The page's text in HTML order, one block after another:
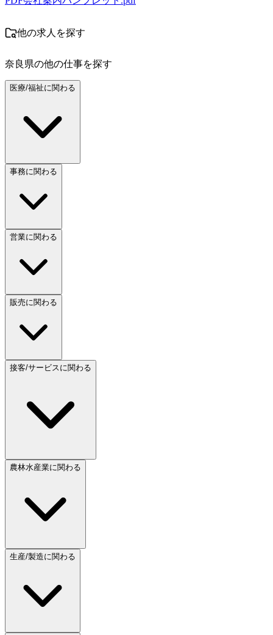
他の求人を探す
奈良県の他の仕事を探す
医療/福祉に関わる
事務に関わる
営業に関わる
販売に関わる
接客/サービスに関わる
農林水産業に関わる
生産/製造に関わる